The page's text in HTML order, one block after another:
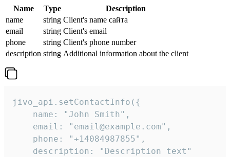
Name Type
Description
name
string Client's name сайта
email
string Client's email
phone
string Client's phone number
description string Additional information about the client
jivo_api.setContactInfo({
    name: "John Smith",
    email: "email@example.com",
    phone: "+14084987855",
    description: "Description text"